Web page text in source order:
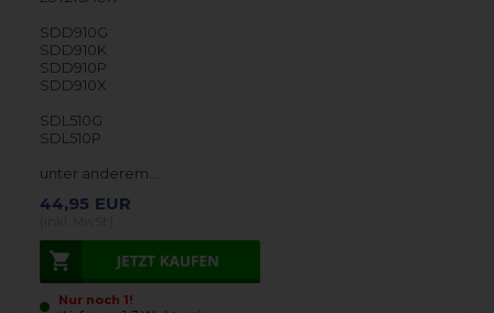
SDD910G
SDD910K
SDD910P
SDD910X
SDL510G
SDL510P
unter anderem…
44,95 EUR
Nur noch 1!